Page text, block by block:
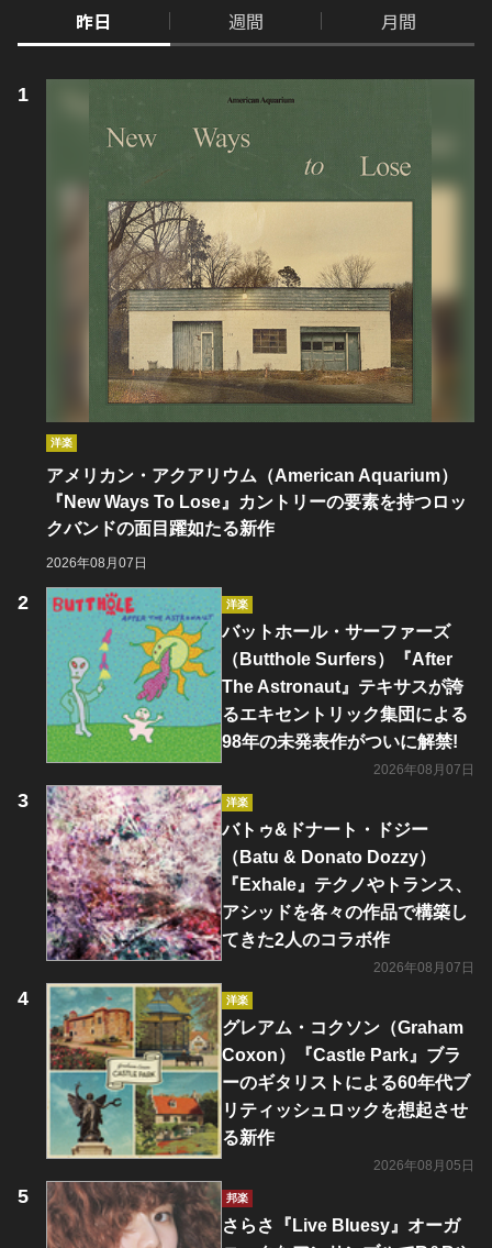
昨日 週間 月間
洋楽
アメリカン・アクアリウム（American Aquarium）
『New Ways To Lose』カントリーの要素を持つロッ
クバンドの面目躍如たる新作
2026年08月07日
洋楽
バットホール・サーファーズ
（Butthole Surfers）『After
The Astronaut』テキサスが誇
るエキセントリック集団による
98年の未発表作がついに解禁!
2026年08月07日
洋楽
バトゥ&ドナート・ドジー
（Batu & Donato Dozzy）
『Exhale』テクノやトランス、
アシッドを各々の作品で構築し
てきた2人のコラボ作
2026年08月07日
洋楽
グレアム・コクソン（Graham
Coxon）『Castle Park』ブラ
ーのギタリストによる60年代ブ
リティッシュロックを想起させ
る新作
2026年08月05日
邦楽
さらさ『Live Bluesy』オーガ